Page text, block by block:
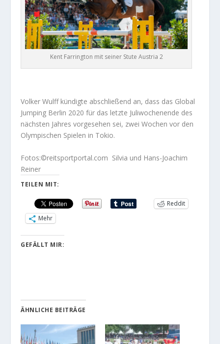
Kent Farrington mit seiner Stute Austria 2
Volker Wulff kündigte abschließend an, dass das Global
Jumping Berlin 2020 für das letzte Juliwochenende des
nächsten Jahres vorgesehen sei, zwei Wochen vor den
Olympischen Spielen in Tokio.
Fotos:©reitsportportal.com Silvia und Hans-Joachim
Reiner
TEILEN MIT:
Reddit
Mehr
GEFÄLLT MIR:
ÄHNLICHE BEITRÄGE